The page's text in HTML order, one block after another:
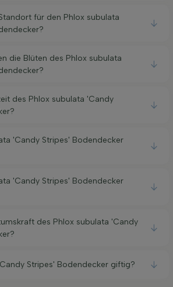
für den Phlox subulata
die Blüten des Phlox subulata
des Phlox subulata 'Candy
'Candy Stripes' Bodendecker
'Candy Stripes' Bodendecker
des Phlox subulata 'Candy
Stripes' Bodendecker giftig?